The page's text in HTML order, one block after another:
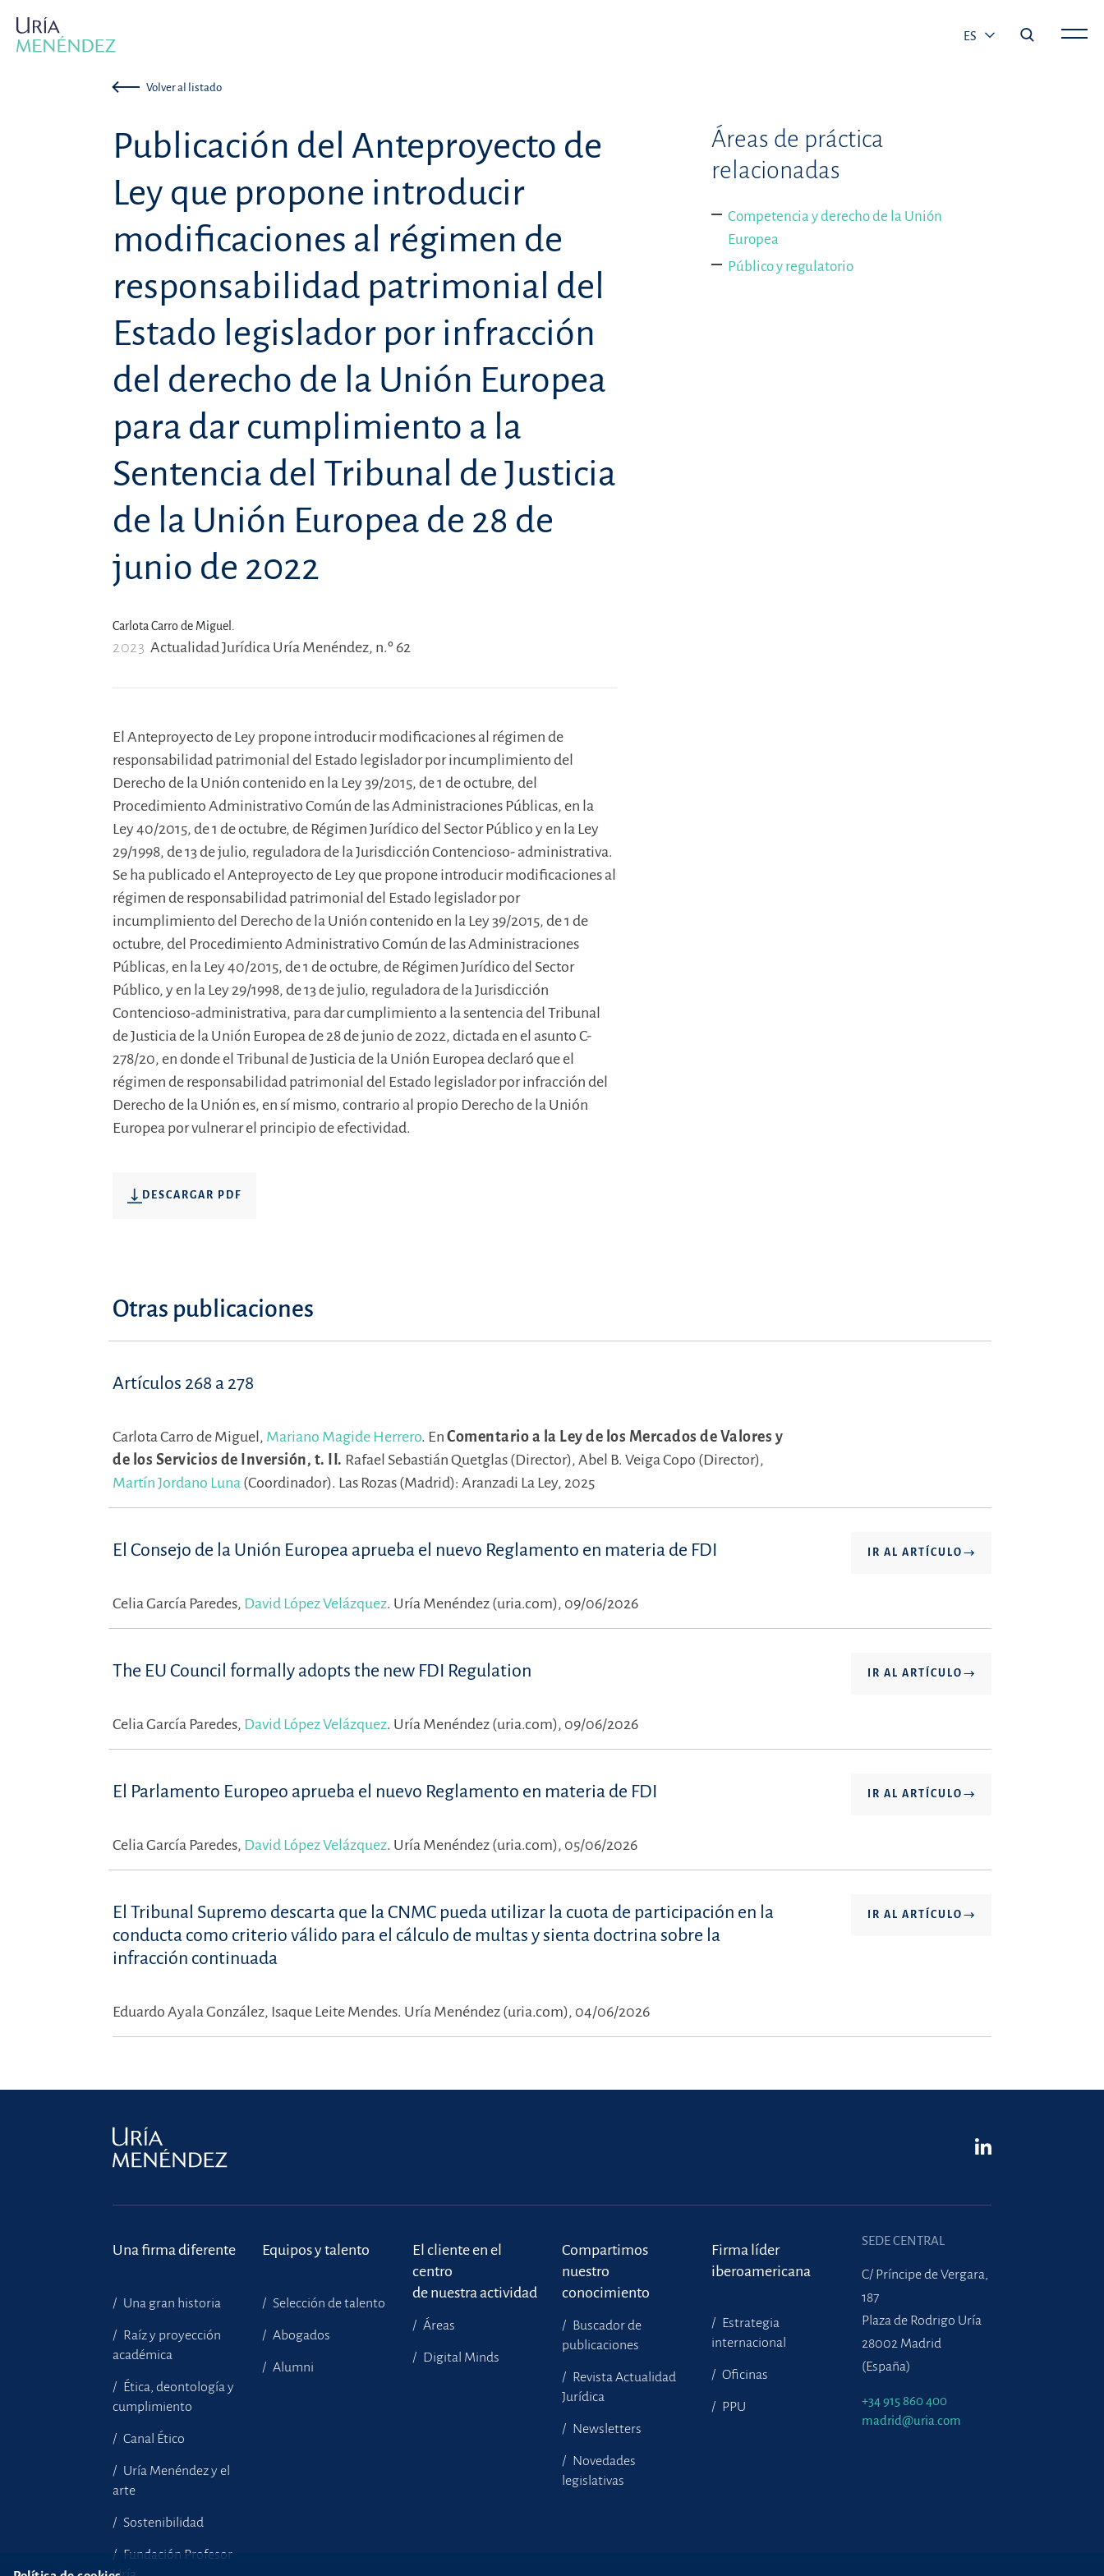
ES
Volver al listado
Publicación del Anteproyecto de
Ley que propone introducir
modificaciones al régimen de
responsabilidad patrimonial del
Estado legislador por infracción
del derecho de la Unión Europea
para dar cumplimiento a la
Sentencia del Tribunal de Justicia
de la Unión Europea de 28 de
junio de 2022
Carlota Carro de Miguel.
2023 Actualidad Jurídica Uría Menéndez, n.º 62
El Anteproyecto de Ley propone introducir modificaciones al régimen de
responsabilidad patrimonial del Estado legislador por incumplimiento del
Derecho de la Unión contenido en la Ley 39/2015, de 1 de octubre, del
Procedimiento Administrativo Común de las Administraciones Públicas, en la
Ley 40/2015, de 1 de octubre, de Régimen Jurídico del Sector Público y en la Ley
29/1998, de 13 de julio, reguladora de la Jurisdicción Contencioso- administrativa.
Se ha publicado el Anteproyecto de Ley que propone introducir modificaciones al
régimen de responsabilidad patrimonial del Estado legislador por
incumplimiento del Derecho de la Unión contenido en la Ley 39/2015, de 1 de
octubre, del Procedimiento Administrativo Común de las Administraciones
Públicas, en la Ley 40/2015, de 1 de octubre, de Régimen Jurídico del Sector
Público, y en la Ley 29/1998, de 13 de julio, reguladora de la Jurisdicción
Contencioso-administrativa, para dar cumplimiento a la sentencia del Tribunal
de Justicia de la Unión Europea de 28 de junio de 2022, dictada en el asunto C-
278/20, en donde el Tribunal de Justicia de la Unión Europea declaró que el
régimen de responsabilidad patrimonial del Estado legislador por infracción del
Derecho de la Unión es, en sí mismo, contrario al propio Derecho de la Unión
Europea por vulnerar el principio de efectividad.
DESCARGAR PDF
Áreas de práctica
relacionadas
Competencia y derecho de la Unión
Europea
Público y regulatorio
Otras publicaciones
Artículos 268 a 278
Carlota Carro de Miguel, Mariano Magide Herrero. En Comentario a la Ley de los Mercados de Valores y
de los Servicios de Inversión, t. II. Rafael Sebastián Quetglas (Director), Abel B. Veiga Copo (Director),
Martín Jordano Luna (Coordinador). Las Rozas (Madrid): Aranzadi La Ley, 2025
El Consejo de la Unión Europea aprueba el nuevo Reglamento en materia de FDI IR AL ARTÍCULO
Celia García Paredes, David López Velázquez. Uría Menéndez (uria.com), 09/06/2026
The EU Council formally adopts the new FDI Regulation IR AL ARTÍCULO
Celia García Paredes, David López Velázquez. Uría Menéndez (uria.com), 09/06/2026
El Parlamento Europeo aprueba el nuevo Reglamento en materia de FDI IR AL ARTÍCULO
Celia García Paredes, David López Velázquez. Uría Menéndez (uria.com), 05/06/2026
El Tribunal Supremo descarta que la CNMC pueda utilizar la cuota de participación en la
conducta como criterio válido para el cálculo de multas y sienta doctrina sobre la
infracción continuada
IR AL ARTÍCULO
Eduardo Ayala González, Isaque Leite Mendes. Uría Menéndez (uria.com), 04/06/2026
Una firma diferente
Una gran historia
Raíz y proyección
académica
Ética, deontología y
cumplimiento
Canal Ético
Uría Menéndez y el
arte
Sostenibilidad
Fundación Profesor
Equipos y talento
Selección de talento
Abogados
Alumni
El cliente en el
centro
de nuestra actividad
Áreas
Digital Minds
Compartimos
nuestro
conocimiento
Buscador de
publicaciones
Revista Actualidad
Jurídica
Newsletters
Novedades
legislativas
Firma líder
iberoamericana
Estrategia
internacional
Oficinas
PPU
SEDE CENTRAL
C/ Príncipe de Vergara,
187
Plaza de Rodrigo Uría
28002 Madrid
(España)
+34 915 860 400
madrid@uria.com